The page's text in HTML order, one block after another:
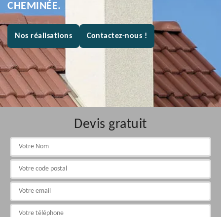
CHEMINÉE.
Nos réalisations Contactez-nous !
Devis gratuit